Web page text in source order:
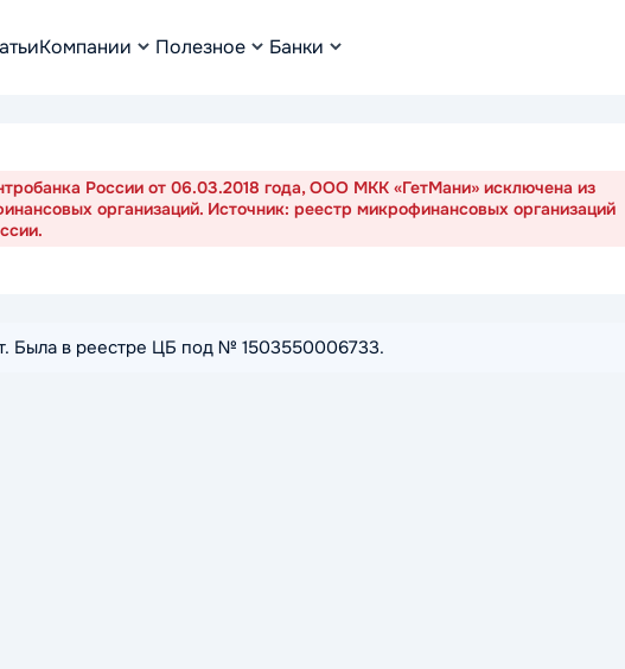
Компании Полезное Банки
России от 06.03.2018 года, ООО МКК «ГетМани» исключена из
организаций. Источник: реестр микрофинансовых организаций
Была в реестре ЦБ под № 1503550006733.